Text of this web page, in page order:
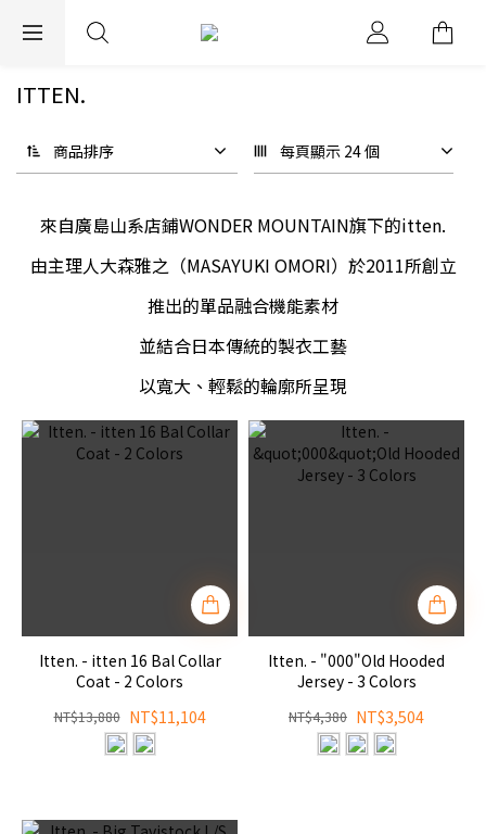
EXPRESS WORLDWIDE SHIPPING
ITTEN.
商品排序 每頁顯示 24 個
來自廣島山系店鋪WONDER MOUNTAIN旗下的itten.
由主理人大森雅之（MASAYUKI OMORI）於2011所創立
推出的單品融合機能素材
並結合日本傳統的製衣工藝
以寬大、輕鬆的輪廓所呈現
Itten. - itten 16 Bal Collar
Coat - 2 Colors
NT$11,104
NT$13,880
Itten. - "000"Old Hooded
Jersey - 3 Colors
NT$3,504
NT$4,380